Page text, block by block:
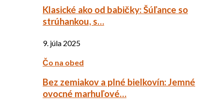
Klasické ako od babičky: Šúľance so
strúhankou, s…
9. júla 2025
Čo na obed
Bez zemiakov a plné bielkovín: Jemné
ovocné marhuľové…